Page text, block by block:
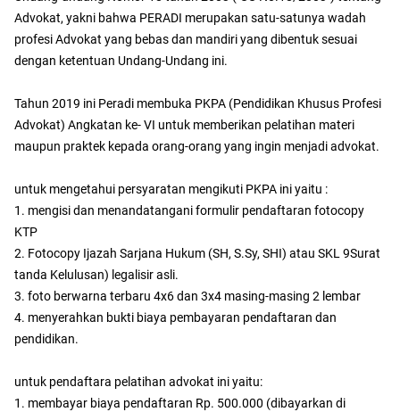
Advokat, yakni bahwa PERADI merupakan satu-satunya wadah
profesi Advokat yang bebas dan mandiri yang dibentuk sesuai
dengan ketentuan Undang-Undang ini.
Tahun 2019 ini Peradi membuka PKPA (Pendidikan Khusus Profesi
Advokat) Angkatan ke- VI untuk memberikan pelatihan materi
maupun praktek kepada orang-orang yang ingin menjadi advokat.
untuk mengetahui persyaratan mengikuti PKPA ini yaitu :
1. mengisi dan menandatangani formulir pendaftaran fotocopy
KTP
2. Fotocopy Ijazah Sarjana Hukum (SH, S.Sy, SHI) atau SKL 9Surat
tanda Kelulusan) legalisir asli.
3. foto berwarna terbaru 4x6 dan 3x4 masing-masing 2 lembar
4. menyerahkan bukti biaya pembayaran pendaftaran dan
pendidikan.
untuk pendaftara pelatihan advokat ini yaitu:
1. membayar biaya pendaftaran Rp. 500.000 (dibayarkan di